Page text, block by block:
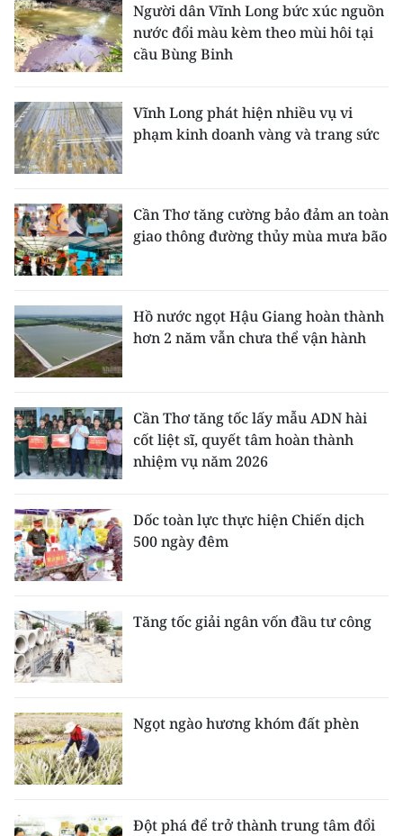
Người dân Vĩnh Long bức xúc nguồn
nước đổi màu kèm theo mùi hôi tại
cầu Bùng Binh
Vĩnh Long phát hiện nhiều vụ vi
phạm kinh doanh vàng và trang sức
Cần Thơ tăng cường bảo đảm an toàn
giao thông đường thủy mùa mưa bão
Hồ nước ngọt Hậu Giang hoàn thành
hơn 2 năm vẫn chưa thể vận hành
Cần Thơ tăng tốc lấy mẫu ADN hài
cốt liệt sĩ, quyết tâm hoàn thành
nhiệm vụ năm 2026
Dốc toàn lực thực hiện Chiến dịch
500 ngày đêm
Tăng tốc giải ngân vốn đầu tư công
Ngọt ngào hương khóm đất phèn
Đột phá để trở thành trung tâm đổi